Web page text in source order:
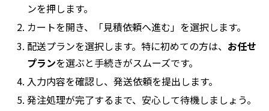
ンを押します。
カートを開き、「見積依頼へ進む」を選択します。
配送プランを選択します。特に初めての方は、 お任せ
プランを選ぶと手続きがスムーズです。
入力内容を確認し、発送依頼を提出します。
発注処理が完了するまで、安心して待機しましょう。